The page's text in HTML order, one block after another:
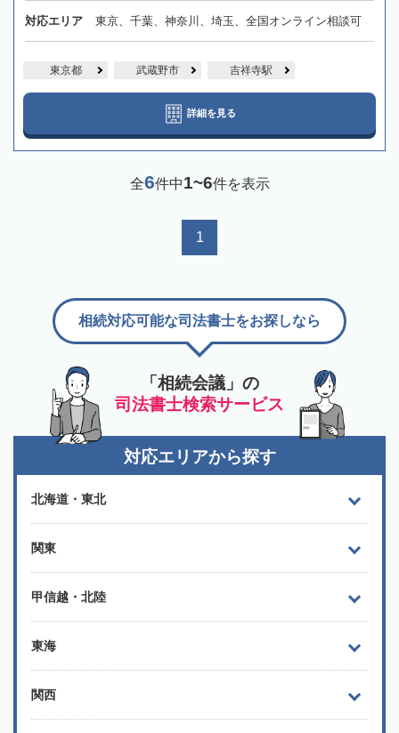
対応エリア 東京、千葉、神奈川、埼玉、全国オンライン相談可
東京都 武蔵野市 吉祥寺駅
詳細を見る
全6件中1~6件を表示
1
「相続会議」の
司法書士検索サービス
相続対応可能な司法書士をお探しなら
対応エリアから探す
北海道・東北
関東
甲信越・北陸
東海
関西